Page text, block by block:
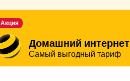
Домашний интернет
Самый выгодный тариф
Акция